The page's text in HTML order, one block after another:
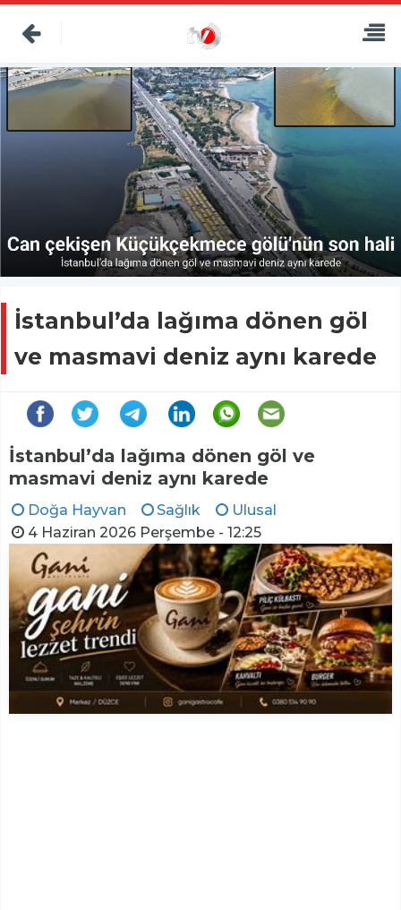
İstanbul’da lağıma dönen göl
ve masmavi deniz aynı karede
İstanbul’da lağıma dönen göl ve
masmavi deniz aynı karede
Doğa Hayvan Sağlık
Ulusal
4 Haziran 2026 Perşembe - 12:25